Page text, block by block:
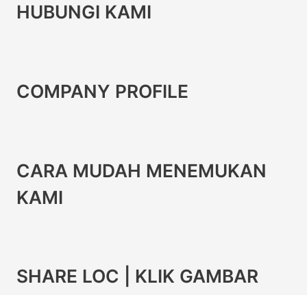
HUBUNGI KAMI
COMPANY PROFILE
CARA MUDAH MENEMUKAN
KAMI
SHARE LOC | KLIK GAMBAR